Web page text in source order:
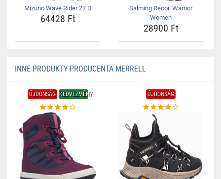
Mizuno Wave Rider 27 D
64428 Ft
Salming Recoil Warrior
Women
28900 Ft
INNE PRODUKTY PRODUCENTA MERRELL
ÚJDONSÁG KEDVEZMÉNY ÚJDONSÁG